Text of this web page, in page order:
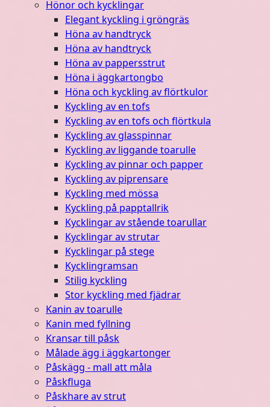
Hönor och kycklingar
Elegant kyckling i gröngräs
Höna av handtryck
Höna av handtryck
Höna av pappersstrut
Höna i äggkartongbo
Höna och kyckling av flörtkulor
Kyckling av en tofs
Kyckling av en tofs och flörtkula
Kyckling av glasspinnar
Kyckling av liggande toarulle
Kyckling av pinnar och papper
Kyckling av piprensare
Kyckling med mössa
Kyckling på papptallrik
Kycklingar av stående toarullar
Kycklingar av strutar
Kycklingar på stege
Kycklingramsan
Stilig kyckling
Stor kyckling med fjädrar
Kanin av toarulle
Kanin med fyllning
Kransar till påsk
Målade ägg i äggkartonger
Påskägg - mall att måla
Påskfluga
Påskhare av strut